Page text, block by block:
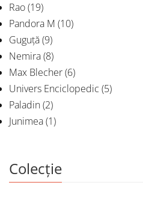
Rao(19)
Pandora M (10)
Guguță(9)
Nemira(8)
Max Blecher(6)
Univers Enciclopedic (5)
Paladin(2)
Junimea(1)
Colecție